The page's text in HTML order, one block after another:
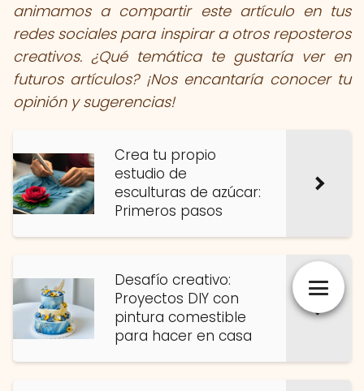
animamos a compartir este artículo en tus
redes sociales para inspirar a otros reposteros
creativos. ¿Qué temática te gustaría ver en
futuros artículos? ¡Nos encantaría conocer tu
opinión y sugerencias!
Crea tu propio
estudio de
esculturas de azúcar:
Primeros pasos
Desafío creativo:
Proyectos DIY con
pintura comestible
para hacer en casa